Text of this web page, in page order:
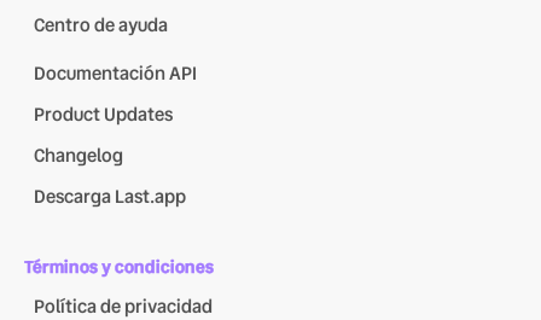
Centro de ayuda
Documentación API
Product Updates
Changelog
Descarga Last.app
Términos y condiciones
Política de privacidad